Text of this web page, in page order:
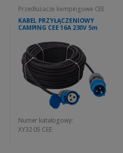
Przedłużacze kempingowe CEE
KABEL PRZYŁĄCZENIOWY
CAMPING CEE 16A 230V 5m
Numer katalogowy:
XY32 05 CEE